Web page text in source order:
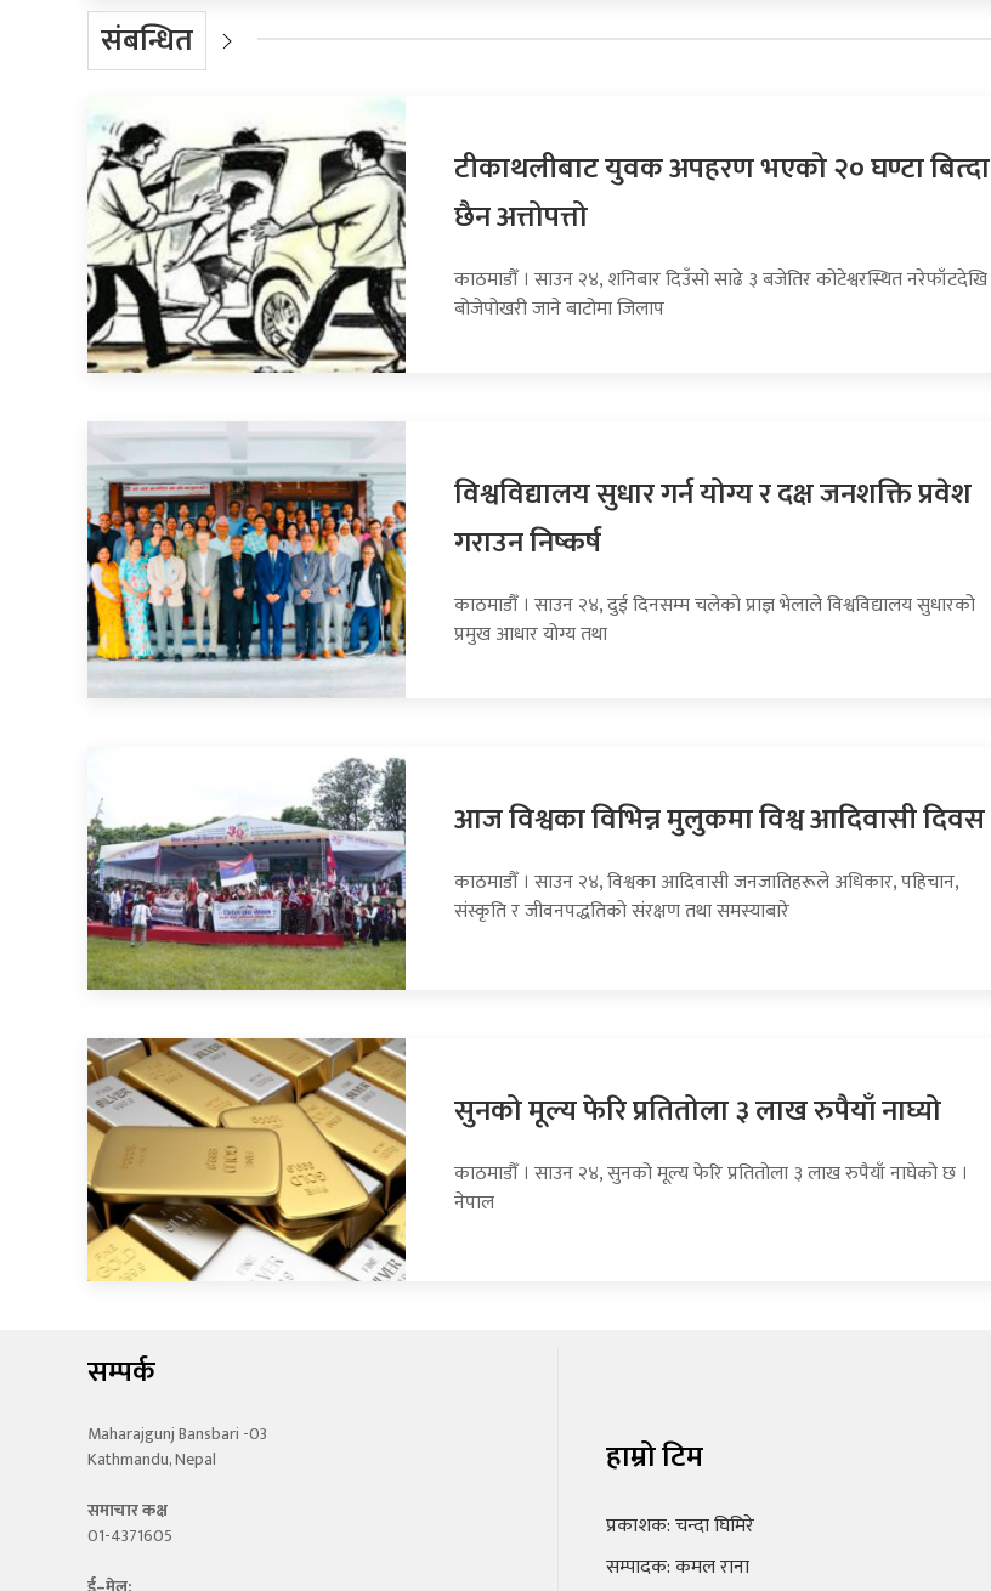
संबन्धित
टीकाथलीबाट युवक अपहरण भएको २० घण्टा बित्दा
छैन अत्तोपत्तो
काठमाडौँ । साउन २४, शनिबार दिउँसो साढे ३ बजेतिर कोटेश्वरस्थित नरेफाँटदेखि
बोजेपोखरी जाने बाटोमा जिलाप
विश्वविद्यालय सुधार गर्न योग्य र दक्ष जनशक्ति प्रवेश
गराउन निष्कर्ष
काठमाडौँ । साउन २४, दुई दिनसम्म चलेको प्राज्ञ भेलाले विश्वविद्यालय सुधारको
प्रमुख आधार योग्य तथा
आज विश्वका विभिन्न मुलुकमा विश्व आदिवासी दिवस
काठमाडौँ । साउन २४, विश्वका आदिवासी जनजातिहरूले अधिकार, पहिचान,
संस्कृति र जीवनपद्धतिको संरक्षण तथा समस्याबारे
सुनको मूल्य फेरि प्रतितोला ३ लाख रुपैयाँ नाघ्यो
काठमाडौँ । साउन २४, सुनको मूल्य फेरि प्रतितोला ३ लाख रुपैयाँ नाघेको छ ।
नेपाल
सम्पर्क
Maharajgunj Bansbari -03
Kathmandu, Nepal
समाचार कक्ष
01-4371605
हाम्रो टिम
प्रकाशक: चन्दा घिमिरे
सम्पादक: कमल राना